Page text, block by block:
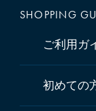
SHOPPING
ご利用ガ
初めての